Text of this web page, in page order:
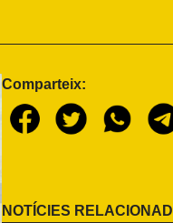
Comparteix:
NOTÍCIES